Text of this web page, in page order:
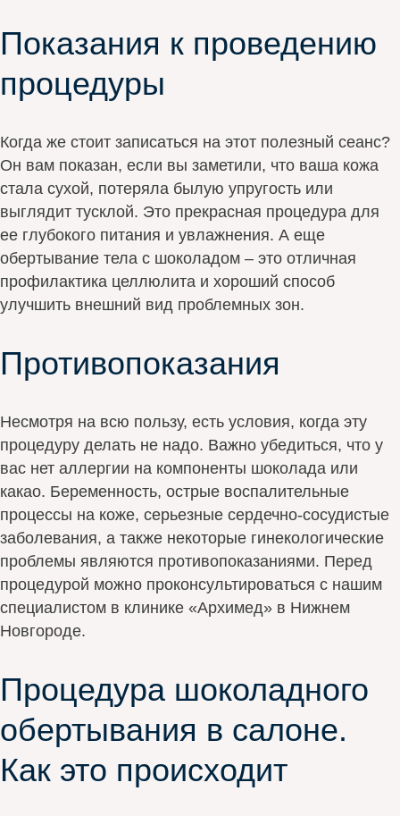
Показания к проведению
процедуры
Когда же стоит записаться на этот полезный сеанс?
Он вам показан, если вы заметили, что ваша кожа
стала сухой, потеряла былую упругость или
выглядит тусклой. Это прекрасная процедура для
ее глубокого питания и увлажнения. А еще
обертывание тела с шоколадом – это отличная
профилактика целлюлита и хороший способ
улучшить внешний вид проблемных зон.
Противопоказания
Несмотря на всю пользу, есть условия, когда эту
процедуру делать не надо. Важно убедиться, что у
вас нет аллергии на компоненты шоколада или
какао. Беременность, острые воспалительные
процессы на коже, серьезные сердечно-сосудистые
заболевания, а также некоторые гинекологические
проблемы являются противопоказаниями. Перед
процедурой можно проконсультироваться с нашим
специалистом в клинике «Архимед» в Нижнем
Новгороде.
Процедура шоколадного
обертывания в салоне.
Как это происходит